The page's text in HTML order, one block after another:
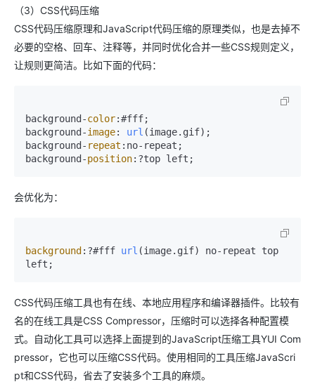
（3）CSS代码压缩
CSS代码压缩原理和JavaScript代码压缩的原理类似，也是去掉不
必要的空格、回车、注释等，并同时优化合并一些CSS规则定义，
让规则更简洁。比如下面的代码：
background-color:#fff;
background-image: url (image. gif);
background- repeat :no-repeat;
background-position
会优化为：
background :?#fff url (image. gif) no-repeat top
CSS代码压缩工具也有在线、本地应用程序和编译器插件。比较有
名的在线工具是CSS Compressor，压缩时可以选择各种配置模
式。自动化工具可以选择上面提到的JavaScript压缩工具YUI Com
pressor，它也可以压缩CSS代码。使用相同的工具压缩JavaScri
pt和CSS代码，省去了安装多个工具的麻烦。